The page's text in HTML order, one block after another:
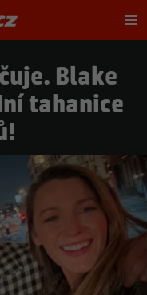
Blake
tahanice